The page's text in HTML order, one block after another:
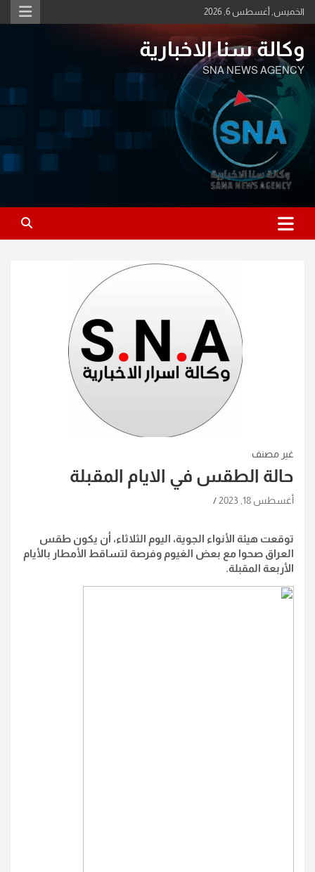
Skip
to
الخميس, أغسطس 6, 2026
وكالة سنا الاخبارية
SNA NEWS AGENCY
غير مصنف
حالة الطقس في الايام المقبلة
أغسطس 18, 2023
توقعت هيئة الأنواء الجوية، اليوم الثلاثاء، أن يكون طقس
العراق صحوا مع بعض الغيوم وفرصة لتساقط الأمطار بالأيام
الأربعة المقبلة.